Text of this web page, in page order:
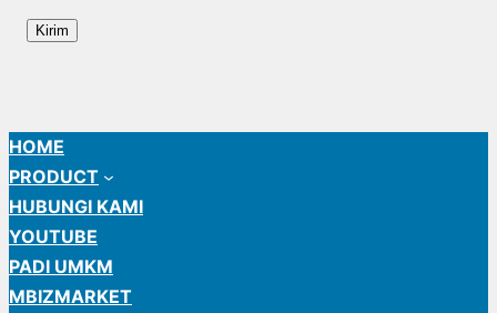
HOME
PRODUCT
HUBUNGI KAMI
YOUTUBE
PADI UMKM
MBIZMARKET